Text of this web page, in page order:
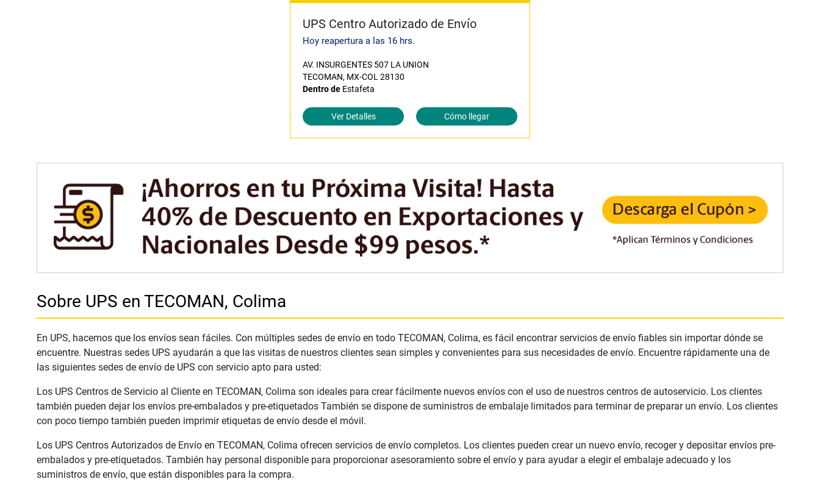
UPS Centro Autorizado de Envío
Hoy reapertura a las 16 hrs.
AV. INSURGENTES 507 LA UNION
TECOMAN, MX-COL 28130
Dentro de Estafeta
Ver Detalles Cómo llegar
Sobre UPS en TECOMAN, Colima
En UPS, hacemos que los envíos sean fáciles. Con múltiples sedes de envío en todo TECOMAN, Colima, es fácil encontrar servicios de envío fiables sin importar dónde se
encuentre. Nuestras sedes UPS ayudarán a que las visitas de nuestros clientes sean simples y convenientes para sus necesidades de envío. Encuentre rápidamente una de
las siguientes sedes de envío de UPS con servicio apto para usted:
Los UPS Centros de Servicio al Cliente en TECOMAN, Colima son ideales para crear fácilmente nuevos envíos con el uso de nuestros centros de autoservicio. Los clientes
también pueden dejar los envíos pre-embalados y pre-etiquetados También se dispone de suministros de embalaje limitados para terminar de preparar un envío. Los clientes
con poco tiempo también pueden imprimir etiquetas de envío desde el móvil.
Los UPS Centros Autorizados de Envío en TECOMAN, Colima ofrecen servicios de envío completos. Los clientes pueden crear un nuevo envío, recoger y depositar envíos pre-
embalados y pre-etiquetados. También hay personal disponible para proporcionar asesoramiento sobre el envío y para ayudar a elegir el embalaje adecuado y los
suministros de envío, que están disponibles para la compra.